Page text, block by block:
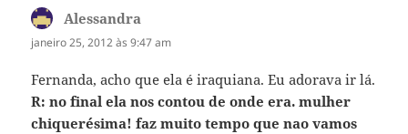
Alessandra
janeiro 25, 2012 às 9:47 am
Fernanda, acho que ela é iraquiana. Eu adorava ir lá.
R: no final ela nos contou de onde era. mulher
chiquerésima! faz muito tempo que nao vamos